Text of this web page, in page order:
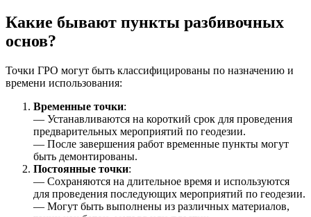
Какие бывают пункты разбивочных
основ?
Точки ГРО могут быть классифицированы по назначению и
времени использования:
Временные точки:
— Устанавливаются на короткий срок для проведения
предварительных мероприятий по геодезии.
— После завершения работ временные пункты могут
быть демонтированы.
Постоянные точки:
— Сохраняются на длительное время и используются
для проведения последующих мероприятий по геодезии.
— Могут быть выполнены из различных материалов,